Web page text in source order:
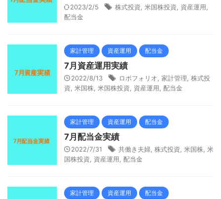
2023/2/5 株式投資 米国株投資 資産運用
配当金
家計管理 資産運用 配当金
7月資産運用実績
2022/8/13 ロボフォリオ 家計管理 株式投
資 米国株 米国株投資 資産運用 配当金
家計管理 資産運用 配当金
7月配当金実績
2022/7/31 共働き夫婦 株式投資 米国株 米
国株投資
資産運用 配当金
家計管理 資産運用 配当金